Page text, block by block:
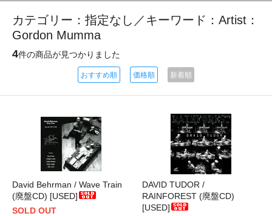
カテゴリー：指定なし／キーワード：Artist：
Gordon Mumma
4件の商品が見つかりました
おすすめ順 価格順 新着順
David Behrman / Wave Train
(廃盤CD) [USED]
SOLD OUT
DAVID TUDOR /
RAINFOREST (廃盤CD)
[USED]